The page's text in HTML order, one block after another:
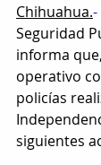
Chihuahua.-
Seguridad
informa
operativo
policías
siguientes